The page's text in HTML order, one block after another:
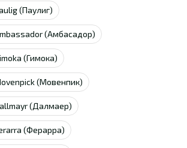
(Паулиг)
(Амбасадор)
(Гимока)
(Мовенпик)
(Далмаер)
(Ферарра)